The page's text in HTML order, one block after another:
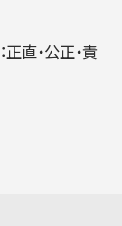
直・公正・責